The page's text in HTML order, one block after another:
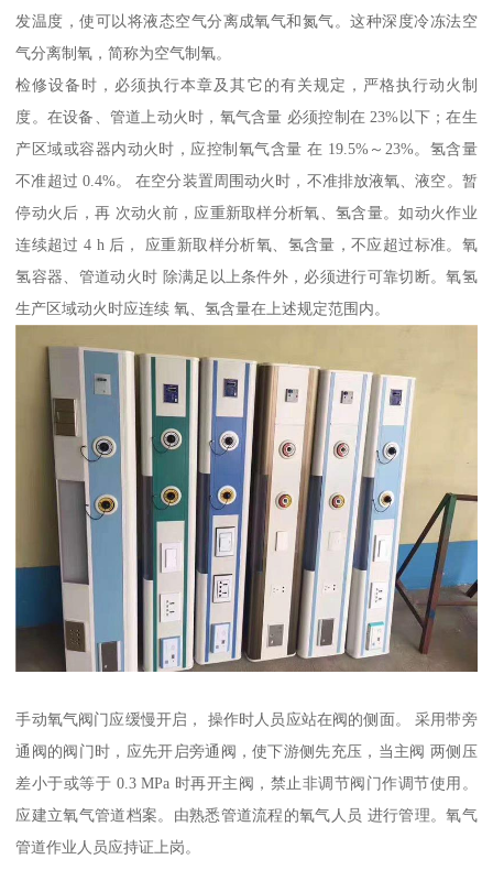
发温度，使可以将液态空气分离成氧气和氮气。这种深度冷冻法空
气分离制氧，简称为空气制氧。
检修设备时，必须执行本章及其它的有关规定，严格执行动火制
度。在设备、管道上动火时，氧气含量 必须控制在 23%以下；在生
产区域或容器内动火时，应控制氧气含量 在 19.5%～23%。氢含量
不准超过 0.4%。 在空分装置周围动火时，不准排放液氧、液空。暂
停动火后，再 次动火前，应重新取样分析氧、氢含量。如动火作业
连续超过 4 h 后， 应重新取样分析氧、氢含量，不应超过标准。氧
氢容器、管道动火时 除满足以上条件外，必须进行可靠切断。氧氢
生产区域动火时应连续 氧、氢含量在上述规定范围内。
手动氧气阀门应缓慢开启， 操作时人员应站在阀的侧面。 采用带旁
通阀的阀门时，应先开启旁通阀，使下游侧先充压，当主阀 两侧压
差小于或等于 0.3 MPa 时再开主阀，禁止非调节阀门作调节使用。
应建立氧气管道档案。由熟悉管道流程的氧气人员 进行管理。氧气
管道作业人员应持证上岗。